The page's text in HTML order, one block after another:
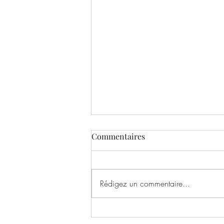
Commentaires
Rédigez un commentaire...